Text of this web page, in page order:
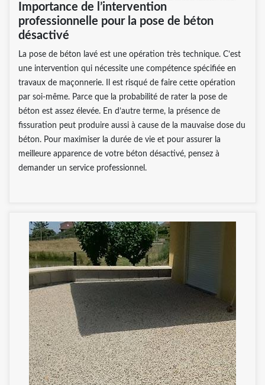
Importance de l’intervention
professionnelle pour la pose de béton
désactivé
La pose de béton lavé est une opération très technique. C’est
une intervention qui nécessite une compétence spécifiée en
travaux de maçonnerie. Il est risqué de faire cette opération
par soi-même. Parce que la probabilité de rater la pose de
béton est assez élevée. En d’autre terme, la présence de
fissuration peut produire aussi à cause de la mauvaise dose du
béton. Pour maximiser la durée de vie et pour assurer la
meilleure apparence de votre béton désactivé, pensez à
demander un service professionnel.